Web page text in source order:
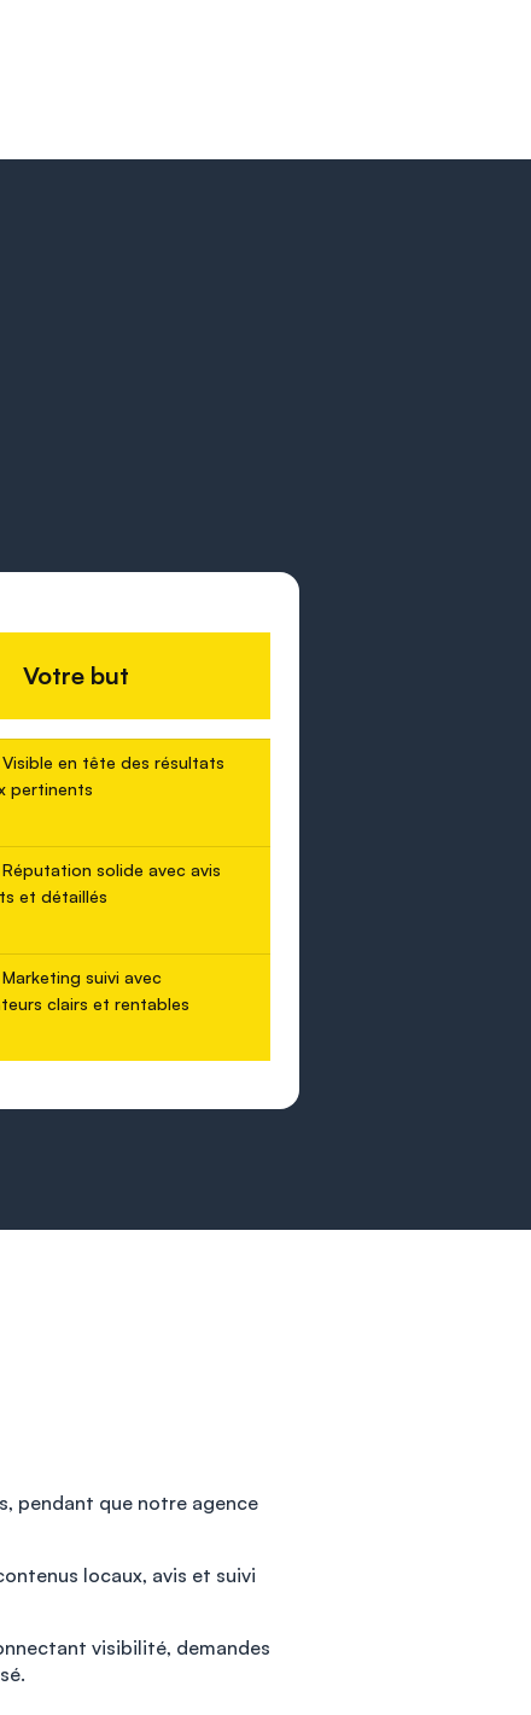
Votre but
Visible en tête des résultats
pertinents
Réputation solide avec avis
et détaillés
Marketing suivi avec
clairs et rentables
pendant que notre agence
locaux, avis et suivi
visibilité, demandes